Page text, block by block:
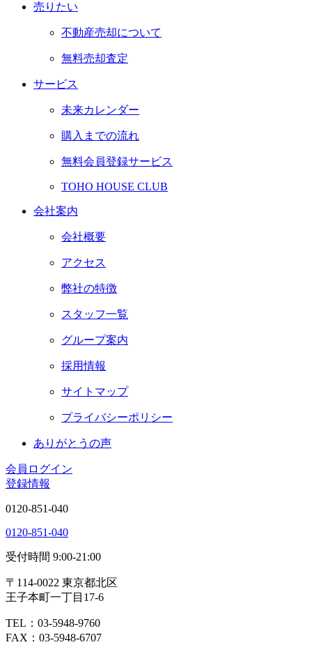
売りたい
不動産売却について
無料売却査定
サービス
未来カレンダー
購入までの流れ
無料会員登録サービス
TOHO HOUSE CLUB
会社案内
会社概要
アクセス
弊社の特徴
スタッフ一覧
グループ案内
採用情報
サイトマップ
プライバシーポリシー
ありがとうの声
会員ログイン
登録情報
0120-851-040
0120-851-040
受付時間 9:00-21:00
〒114-0022 東京都北区
王子本町一丁目17-6
TEL：03-5948-9760
FAX：03-5948-6707